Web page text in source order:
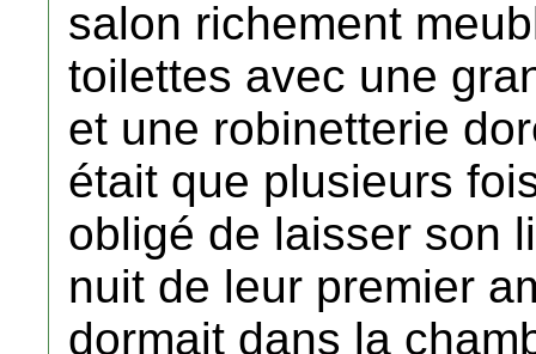
salon richement
toilettes avec une
et une robinetterie
était que plusieurs
obligé de laisser son
nuit de leur premier
dormait dans la